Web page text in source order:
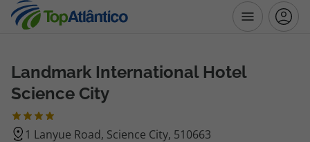
Destinos
Voos
Landmark International Hotel
Science City
1 Lanyue Road, Science City, 510663